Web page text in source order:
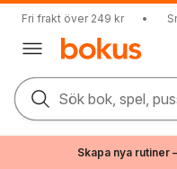
Fri frakt över 249 kr •
Sök bok, spel,
Skapa nya rutiner